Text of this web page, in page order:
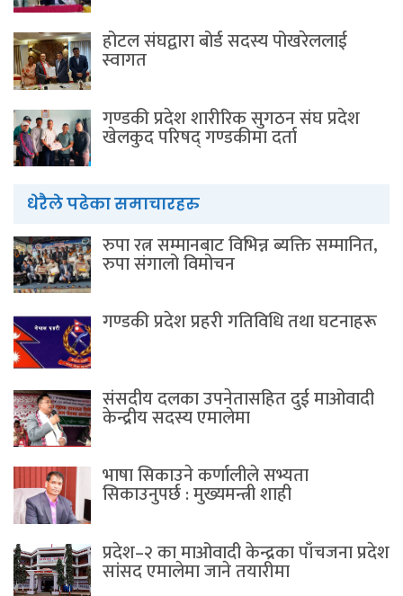
होटल संघद्वारा बोर्ड सदस्य पोखरेललाई
स्वागत
गण्डकी प्रदेश शारीरिक सुगठन संघ प्रदेश
खेलकुद परिषद् गण्डकीमा दर्ता
धेरैले पढेका समाचारहरु
रुपा रत्न सम्मानबाट विभिन्न ब्यक्ति सम्मानित,
रुपा संगालो विमोचन
गण्डकी प्रदेश प्रहरी गतिविधि तथा घटनाहरू
संसदीय दलका उपनेतासहित दुई माओवादी
केन्द्रीय सदस्य एमालेमा
भाषा सिकाउने कर्णालीले सभ्यता
सिकाउनुपर्छ : मुख्यमन्त्री शाही
प्रदेश–२ का माओवादी केन्द्रका पाँचजना प्रदेश
सांसद एमालेमा जाने तयारीमा